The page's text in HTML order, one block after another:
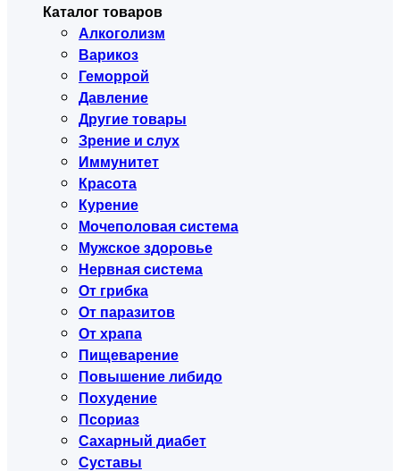
Каталог товаров
Алкоголизм
Варикоз
Геморрой
Давление
Другие товары
Зрение и слух
Иммунитет
Красота
Курение
Мочеполовая система
Мужское здоровье
Нервная система
От грибка
От паразитов
От храпа
Пищеварение
Повышение либидо
Похудение
Псориаз
Сахарный диабет
Суставы